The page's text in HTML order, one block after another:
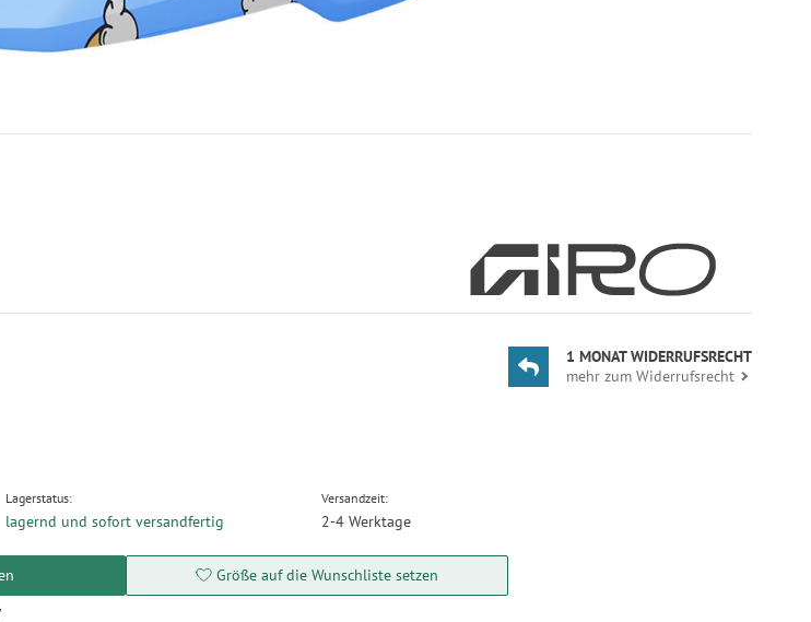
Lagerstatus:
lagernd und sofort versandfertig
Versandzeit:
2-4 Werktage
Größe auf die Wunschliste setzen
1 MONAT WIDERRUFSRECHT
mehr zum Widerrufsrecht